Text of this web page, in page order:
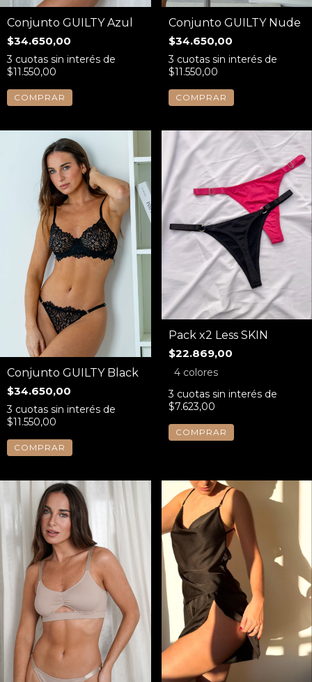
Conjunto GUILTY Azul
$34.650,00
3 cuotas sin interés de
$11.550,00
COMPRAR
Conjunto GUILTY Nude
$34.650,00
3 cuotas sin interés de
$11.550,00
COMPRAR
Conjunto GUILTY Black
$34.650,00
3 cuotas sin interés de
$11.550,00
COMPRAR
Pack x2 Less SKIN
$22.869,00
4 colores
3 cuotas sin interés de
$7.623,00
COMPRAR